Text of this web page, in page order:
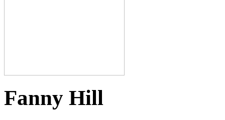
Fanny Hill